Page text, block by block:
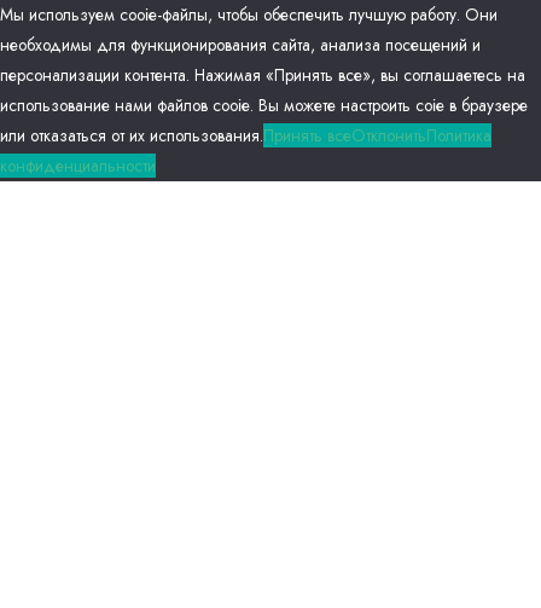
Мы используем сооіе-файлы, чтобы обеспечить лучшую работу. Они
необходимы для функционирования сайта, анализа посещений и
персонализации контента. Нажимая «Принять все», вы соглашаетесь на
использование нами файлов сооіе. Вы можете настроить соіе в браузере
или отказаться от их использования.Принять всеОтклонитьПолитика
конфиденциальности